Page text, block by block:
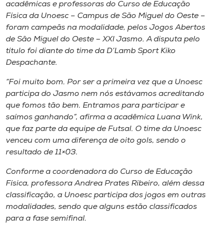
CPA
Biblioteca
Rádio
Museu
Store
Selecione
acadêmicas e professoras do Curso de Educação
Física da Unoesc – Campus de São Miguel do Oeste –
foram campeãs na modalidade, pelos Jogos Abertos
de São Miguel do Oeste – XXI Jasmo. A disputa pelo
título foi diante do time da D’Lamb Sport Kiko
Despachante.
“Foi muito bom. Por ser a primeira vez que a Unoesc
participa do Jasmo nem nós estávamos acreditando
que fomos tão bem. Entramos para participar e
saímos ganhando”, afirma a acadêmica Luana Wink,
que faz parte da equipe de Futsal. O time da Unoesc
venceu com uma diferença de oito gols, sendo o
resultado de 11×03.
Conforme a coordenadora do Curso de Educação
Física, professora Andrea Prates Ribeiro, além dessa
classificação, a Unoesc participa dos jogos em outras
modalidades, sendo que alguns estão classificados
para a fase semifinal.